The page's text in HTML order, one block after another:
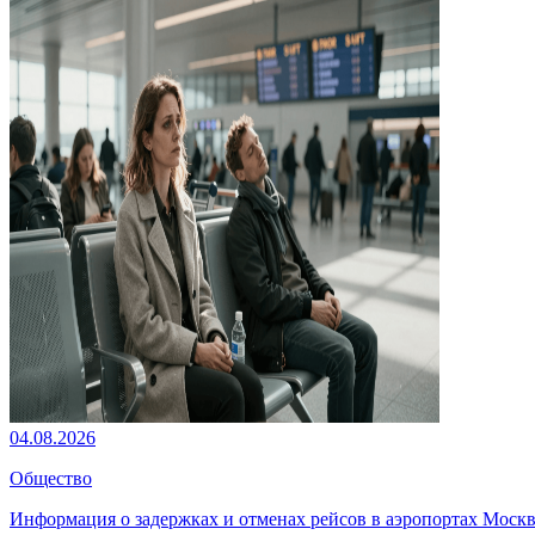
04.08.2026
Общество
Информация о задержках и отменах рейсов в аэропортах